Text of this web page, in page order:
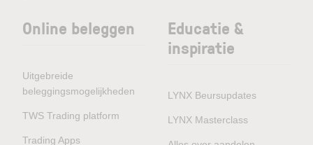
Online beleggen
Uitgebreide
beleggingsmogelijkheden
TWS Trading platform
Trading Apps
Educatie &
inspiratie
LYNX Beursupdates
LYNX Masterclass